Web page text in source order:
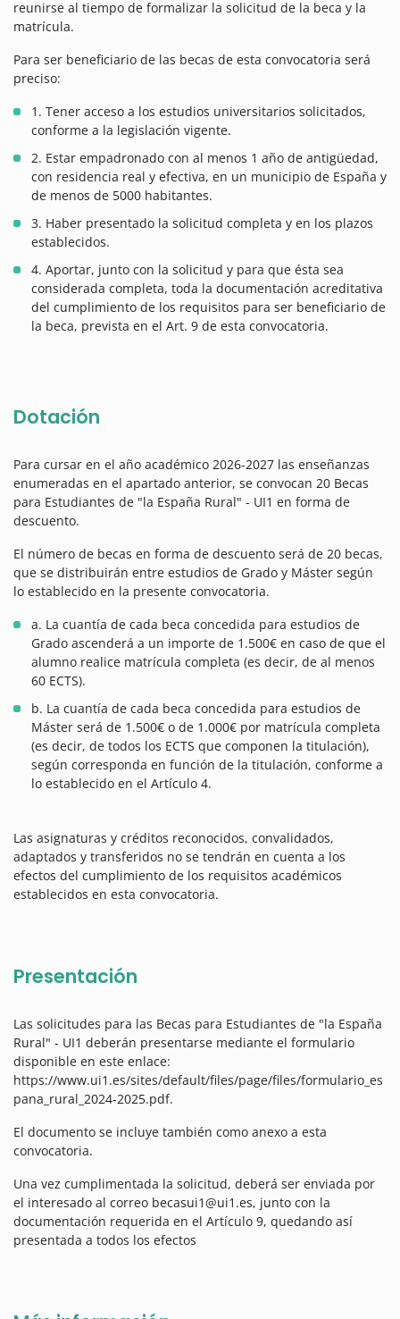
reunirse al tiempo de formalizar la solicitud de la beca y la
matrícula.
Para ser beneficiario de las becas de esta convocatoria será
preciso:
1. Tener acceso a los estudios universitarios solicitados,
conforme a la legislación vigente.
2. Estar empadronado con al menos 1 año de antigüedad,
con residencia real y efectiva, en un municipio de España y
de menos de 5000 habitantes.
3. Haber presentado la solicitud completa y en los plazos
establecidos.
4. Aportar, junto con la solicitud y para que ésta sea
considerada completa, toda la documentación acreditativa
del cumplimiento de los requisitos para ser beneficiario de
la beca, prevista en el Art. 9 de esta convocatoria.
Dotación
Para cursar en el año académico 2026-2027 las enseñanzas
enumeradas en el apartado anterior, se convocan 20 Becas
para Estudiantes de "la España Rural" - UI1 en forma de
descuento.
El número de becas en forma de descuento será de 20 becas,
que se distribuirán entre estudios de Grado y Máster según
lo establecido en la presente convocatoria.
a. La cuantía de cada beca concedida para estudios de
Grado ascenderá a un importe de 1.500€ en caso de que el
alumno realice matrícula completa (es decir, de al menos
60 ECTS).
b. La cuantía de cada beca concedida para estudios de
Máster será de 1.500€ o de 1.000€ por matrícula completa
(es decir, de todos los ECTS que componen la titulación),
según corresponda en función de la titulación, conforme a
lo establecido en el Artículo 4.
Las asignaturas y créditos reconocidos, convalidados,
adaptados y transferidos no se tendrán en cuenta a los
efectos del cumplimiento de los requisitos académicos
establecidos en esta convocatoria.
Presentación
Las solicitudes para las Becas para Estudiantes de "la España
Rural" - UI1 deberán presentarse mediante el formulario
disponible en este enlace:
https://www.ui1.es/sites/default/files/page/files/formulario_es
pana_rural_2024-2025.pdf.
El documento se incluye también como anexo a esta
convocatoria.
Una vez cumplimentada la solicitud, deberá ser enviada por
el interesado al correo becasui1@ui1.es, junto con la
documentación requerida en el Artículo 9, quedando así
presentada a todos los efectos